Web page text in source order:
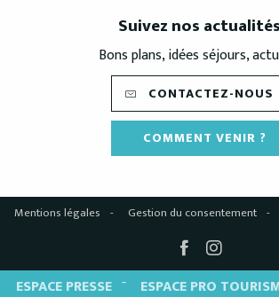
Suivez nos actualités
Bons plans, idées séjours,
CONTACTEZ-NOUS
COMMENT VENIR ?
Mentions légales Gestion du consentement
ESPACE PRESSE ESPACE PRO